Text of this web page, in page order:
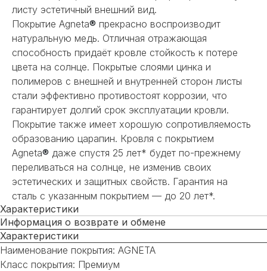
листу эстетичный внешний вид.
Покрытие Agneta® прекрасно воспроизводит
натуральную медь. Отличная отражающая
способность придаёт кровле стойкость к потере
цвета на солнце. Покрытые слоями цинка и
полимеров с внешней и внутренней сторон листы
стали эффективно противостоят коррозии, что
гарантирует долгий срок эксплуатации кровли.
Покрытие также имеет хорошую сопротивляемость
образованию царапин. Кровля с покрытием
Agneta® даже спустя 25 лет* будет по-прежнему
переливаться на солнце, не изменив своих
эстетических и защитных свойств. Гарантия на
сталь с указанным покрытием — до 20 лет*.
Характеристики
Информация о возврате и обмене
Характеристики
Наименование покрытия: AGNETA
Класс покрытия: Премиум